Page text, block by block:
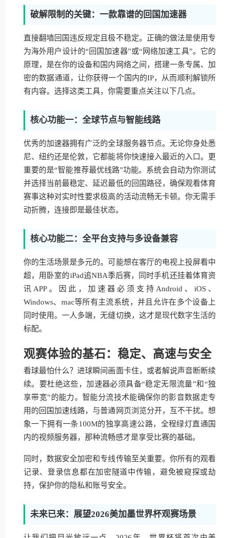
破解限制的关键：一款靠谱的回国加速器
直接翻墙回国违反规定且极不稳定。正确的做法是使用专
为海外用户设计的“回国加速器”或“网络加速工具”。它的
原理，是在你的设备和国内网络之间，搭建一条专属、加
密的数据通道，让你获得一个国内的IP，从而顺利解锁所
有内容。选择这类工具，你需要重点关注以下几点。
核心功能一：全球节点与智能线路
优秀的加速器拥有广泛的全球服务器节点。无论你身处悉
尼、纽约还是伦敦，它都能将你快速接入最近的入口。更
重要的是“智能推荐最优线路”功能。系统会自动为你测试
并选择当前最稳定、延迟最低的回国路径，确保观看体育
赛事这种对实时性要求极高的活动流畅无卡顿。你无需手
动折腾，连接即是最佳状态。
核心功能二：全平台支持与多设备兼容
你的生活场景是多元的。可能想在客厅的电视上投屏看中
超，用卧室的iPad追NBA季后赛，同时手机还挂着体育资
讯APP。因此，加速器必须支持Android、iOS、
Windows、mac等所有主流系统，并且允许在多个设备上
同时使用。一人多端，无缝切换，这才是现代数字生活的
标配。
观赛体验的基石：稳定、高速与安全
看球最怕什么？进球瞬间画面卡住，或者解说声音断断续
续。要杜绝这些，加速器必须具备“稳定无限流量”和“独
享带宽”的能力。智能分流技术能确保你的影音数据走专
用的回国加速线路，与普通网页浏览分开，互不干扰。想
象一下拥有一条100M的独享高速公路，全程绿灯直通国
内的视频服务器，那种流畅感才是享受比赛的基础。
同时，数据安全加密和专线传输至关重要。你所有的观看
记录、登录信息都在加密隧道中传输，避免被窥探或劫
持，保护你的隐私和账号安全。
未来已来：展望2026美加墨世界杯观赛场景